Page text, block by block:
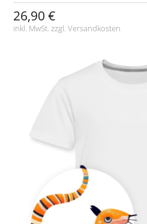
26,90 €
inkl. MwSt. zzgl.Versandkosten